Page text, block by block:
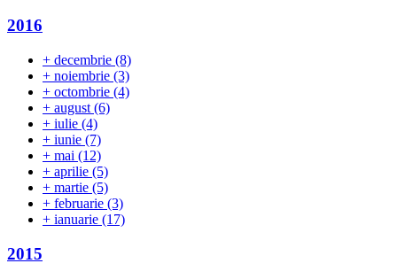
2016
+ decembrie (8)
+ noiembrie (3)
+ octombrie (4)
+ august (6)
+ iulie (4)
+ iunie (7)
+ mai (12)
+ aprilie (5)
+ martie (5)
+ februarie (3)
+ ianuarie (17)
2015